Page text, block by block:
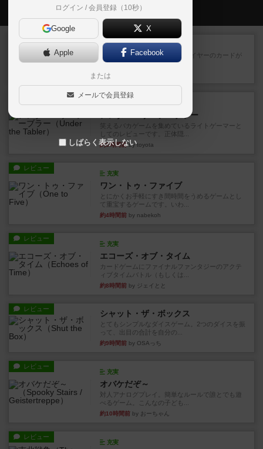
会員の新しい投稿
レビュー 花火：スターマイン
自分のカードは見えず他のプレイヤーのカードが
見える状態でカードを教えた...
38分前
アンダー・ザ・テーブラー
笑えるバカゲームを集めているライトゲーマーと
してのレビューです。正体隠...
約3時間前by toyota
レビュー
充実
ワン・トゥ・ファイブ
とにかくお手軽にすき間時間をうめるゲームとし
て重宝するゲームです。いわ...
約4時間前 by nabekoh
レビュー
充実
エコーズ・オブ・タイム
カードゲームにファイナルファンタジーのアクテ
ィブタイムバトル（もしくは...
約8時間前 by ジェイとと
レビュー シャット・ザ・ボックス
とてもシンプルなダイスゲーム。2つのダイスを振
って、出目の合計を自分の...
約9時間前 by OSAっち
レビュー
充実
オバケだぞ～
対人アナログプレイ。簡単なルールで誰とでも遊
べるゲーム。こんなの子ども...
約10時間前 by おーちゃん
レビュー
充実
ログイン / 会員登録（10秒）
Google X
Apple Facebook
または
メールで会員登録
しばらく表示しない